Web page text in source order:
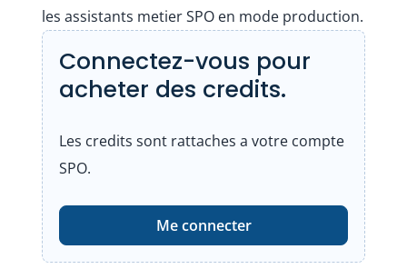
les assistants metier SPO en mode production.
Connectez-vous pour
acheter des credits.
Les credits sont rattaches a votre compte
SPO.
Me connecter